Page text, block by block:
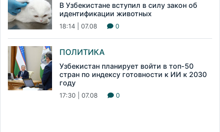
В Узбекистане вступил в силу закон об
идентификации животных
18:14 | 07.08 0
ПОЛИТИКА
Узбекистан планирует войти в топ-50
стран по индексу готовности к ИИ к 2030
году
17:30 | 07.08 0